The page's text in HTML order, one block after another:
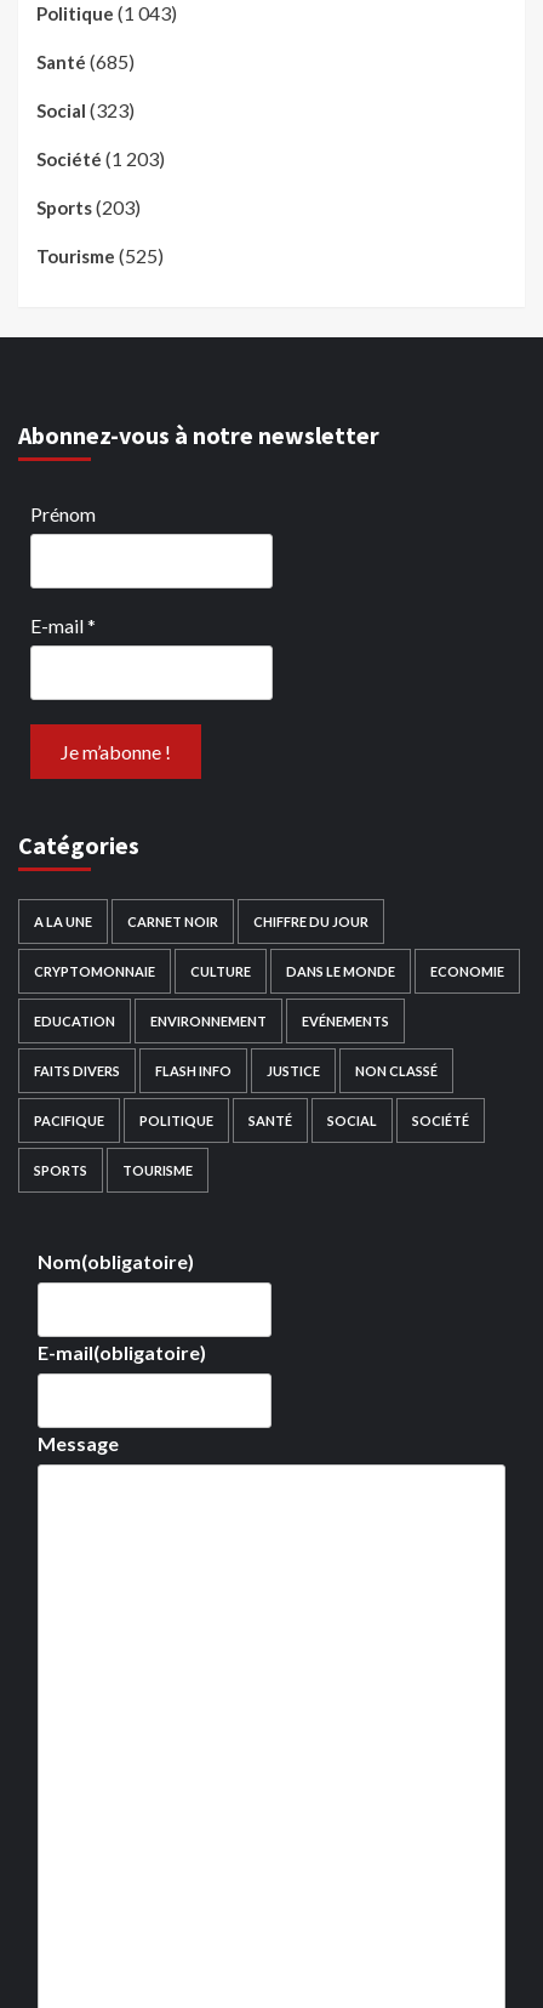
Politique (1 043)
Santé (685)
Social (323)
Société (1 203)
Sports(203)
Tourisme (525)
Abonnez-vous à notre newsletter
Prénom
E-mail*
Catégories
A LA UNE CARNET NOIR CHIFFRE DU JOUR
CRYPTOMONNAIE CULTURE DANS LE MONDE ECONOMIE
EDUCATION ENVIRONNEMENT EVÉNEMENTS
FAITS DIVERS FLASH INFO JUSTICE NON CLASSÉ
PACIFIQUE POLITIQUE SANTÉ SOCIAL SOCIÉTÉ
SPORTS TOURISME
Nom(obligatoire)
E-mail(obligatoire)
Message